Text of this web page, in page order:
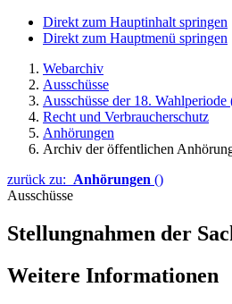
Direkt zum Hauptinhalt springen
Direkt zum Hauptmenü springen
Webarchiv
Ausschüsse
Ausschüsse der 18.
Recht und Verbraucherschutz
Anhörungen
Archiv der öffentlichen
zurück zu: Anhörungen ()
Ausschüsse
Stellungnahmen der
Weitere Informationen